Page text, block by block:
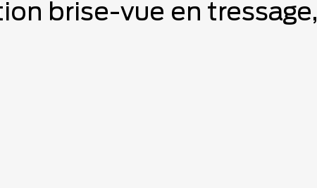
brise-vue en tressage,